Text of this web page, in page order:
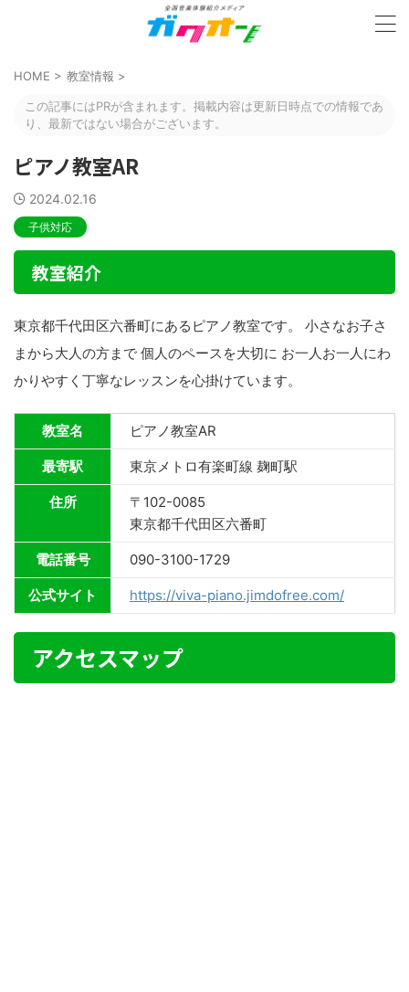
HOME > 教室情報 >
この記事にはPRが含まれます。掲載内容は更新日時点での情報であ
り、最新ではない場合がございます。
ピアノ教室AR
2024.02.16
子供対応
教室紹介
東京都千代田区六番町にあるピアノ教室です。 小さなお子さ
まから大人の方まで 個人のペースを大切に お一人お一人にわ
かりやすく丁寧なレッスンを心掛けています。
教室名 ピアノ教室AR
最寄駅 東京メトロ有楽町線 麹町駅
住所
〒102-0085
東京都千代田区六番町
電話番号 090-3100-1729
公式サイト https://viva-piano.jimdofree.com/
アクセスマップ